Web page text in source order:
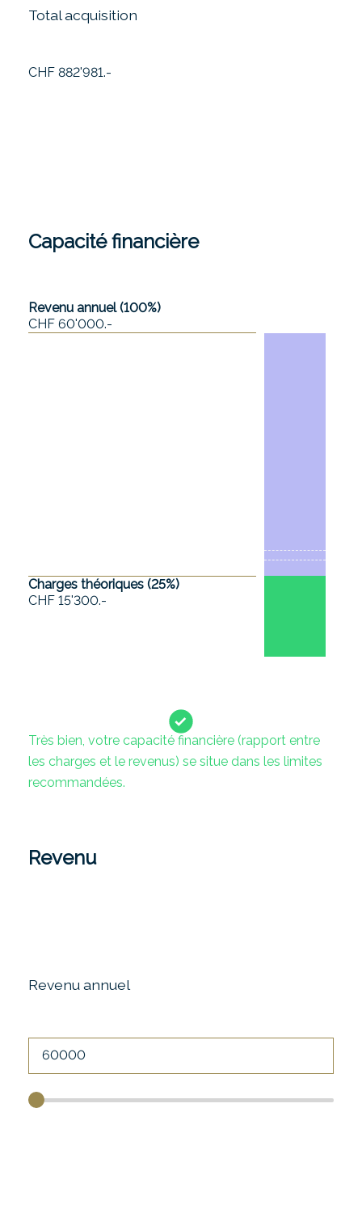
Total acquisition
CHF 882'981.-
Capacité financière
Revenu annuel (100%)
CHF 60'000.-
Charges théoriques (25%)
CHF 15'300.-
Très bien, votre capacité financière (rapport entre
les charges et le revenus) se situe dans les limites
recommandées.
Revenu
Revenu annuel